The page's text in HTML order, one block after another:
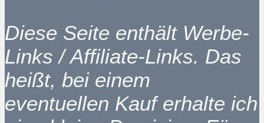
Diese Seite enthält Werbe-
Links / Affiliate-Links. Das
heißt, bei einem
eventuellen Kauf erhalte ich